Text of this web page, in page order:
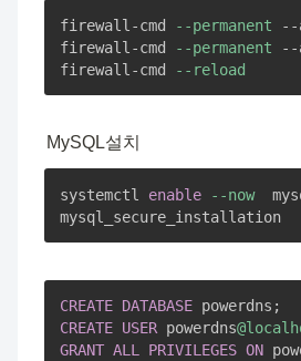
firewall-cmd --permanent --
firewall-cmd
--permanent --
firewall-cmd
--reload
MySQL설치
systemctl enable --now
mysql_secure_installation
CREATE DATABASE powerdns ;
CREATE USER powerdns
GRANT ALL PRIVILEGES ON